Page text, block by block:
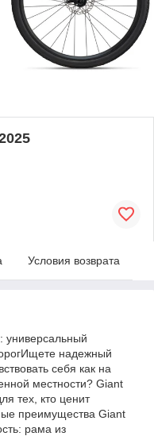
Условия возврата
универсальный
надежный
себя как на
местности? Giant
тех, кто ценит
преимущества Giant
рама из